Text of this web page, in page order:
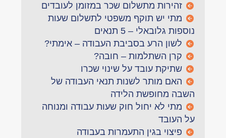
זהירות מתשלום שכר במזומן לעובדים
מתי יש תוקף משפטי לתשלום שעות
נוספות גלובאלי – 5 תנאים
לשון הרע בסביבת העבודה – אימתי?
קרן השתלמות – חובה?
שתיקת עובד על שינוי שכרו
האם מותר לשנות תנאי העבודה של
השבה מחופשת הלידה
מתי לא יחול חוק שעות עבודה ומנוחה
על העובד
פיצוי בגין התעמרות בעבודה